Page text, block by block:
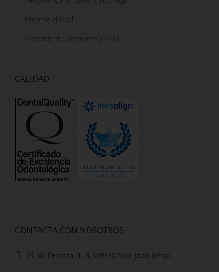
Prótesis dental
Tratamiento bruxismo y ATM
CALIDAD
CONTACTA CON NOSOTROS
Pl. de l’Ermita, 1, 3, 08970 Sant Joan Despí,